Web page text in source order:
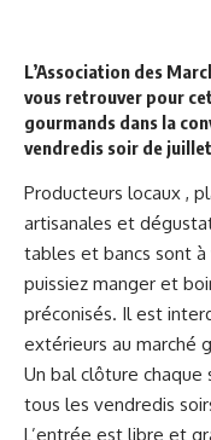
L’Association des
vous retrouver pour
gourmands dans la
vendredis soir de
Producteurs locaux ,
artisanales et
tables et bancs sont
puissiez manger et
préconisés. Il est
extérieurs au marché
Un bal clôture chaque
tous les vendredis
L’entrée est libre et